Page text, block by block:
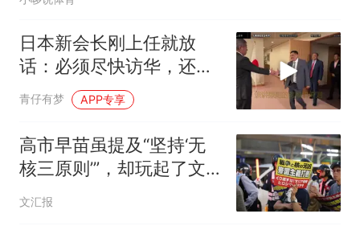
日本新会长刚上任就放
话：必须尽快访华，还点
名批评了高市早苗
青仔有梦 APP专享
高市早苗虽提及“坚持‘无
核三原则’”，却玩起了文
字游戏
文汇报